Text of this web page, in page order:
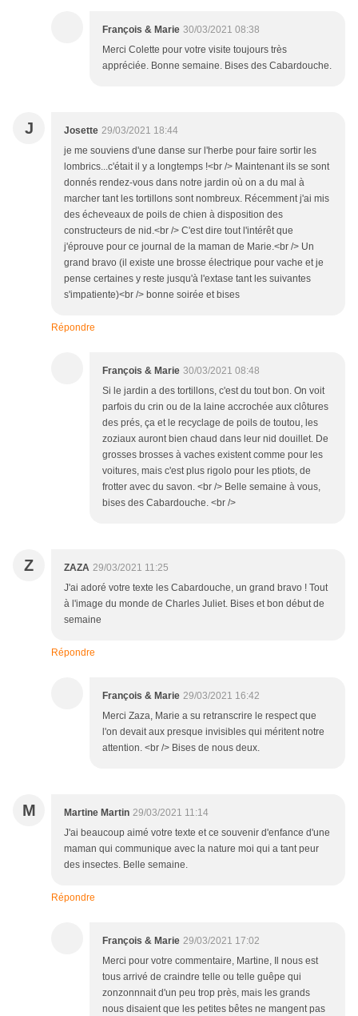
François & Marie 30/03/2021 08:38
Merci Colette pour votre visite toujours très
appréciée. Bonne semaine. Bises des Cabardouche.
J Josette 29/03/2021 18:44
je me souviens d'une danse sur l'herbe pour faire sortir les
lombrics...c'était il y a longtemps !<br /> Maintenant ils se sont
donnés rendez-vous dans notre jardin où on a du mal à
marcher tant les tortillons sont nombreux. Récemment j'ai mis
des écheveaux de poils de chien à disposition des
constructeurs de nid.<br /> C'est dire tout l'intérêt que
j'éprouve pour ce journal de la maman de Marie.<br /> Un
grand bravo (il existe une brosse électrique pour vache et je
pense certaines y reste jusqu'à l'extase tant les suivantes
s'impatiente)<br /> bonne soirée et bises
Répondre
François & Marie 30/03/2021 08:48
Si le jardin a des tortillons, c'est du tout bon. On voit
parfois du crin ou de la laine accrochée aux clôtures
des prés, ça et le recyclage de poils de toutou, les
zoziaux auront bien chaud dans leur nid douillet. De
grosses brosses à vaches existent comme pour les
voitures, mais c'est plus rigolo pour les ptiots, de
frotter avec du savon. <br /> Belle semaine à vous,
bises des Cabardouche. <br />
Z ZAZA 29/03/2021 11:25
J'ai adoré votre texte les Cabardouche, un grand bravo ! Tout
à l'image du monde de Charles Juliet. Bises et bon début de
semaine
Répondre
François & Marie 29/03/2021 16:42
Merci Zaza, Marie a su retranscrire le respect que
l'on devait aux presque invisibles qui méritent notre
attention. <br /> Bises de nous deux.
M Martine Martin 29/03/2021 11:14
J'ai beaucoup aimé votre texte et ce souvenir d'enfance d'une
maman qui communique avec la nature moi qui a tant peur
des insectes. Belle semaine.
Répondre
François & Marie 29/03/2021 17:02
Merci pour votre commentaire, Martine, Il nous est
tous arrivé de craindre telle ou telle guêpe qui
zonzonnnait d'un peu trop près, mais les grands
nous disaient que les petites bêtes ne mangent pas